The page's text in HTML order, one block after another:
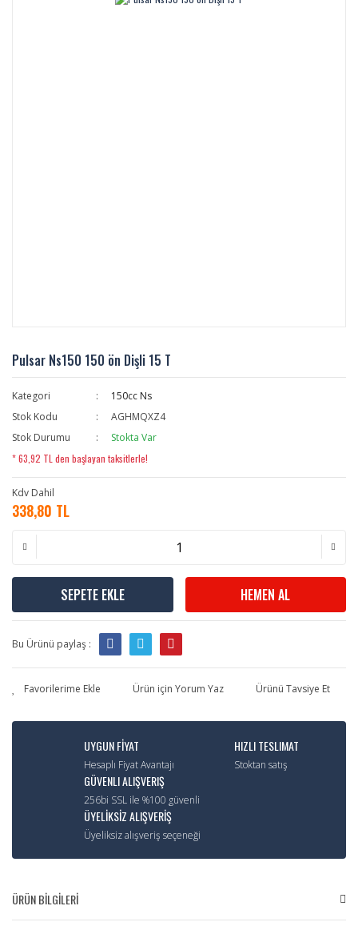
Pulsar Ns150 150 ön Dişli 15 T
Kategori
150cc Ns
Stok Kodu
AGHMQXZ4
Stok Durumu
Stokta Var
* 63,92 TL den başlayan taksitlerle!
Kdv Dahil
338,80 TL
SEPETE EKLE HEMEN AL
Bu Ürünü paylaş :
Ürün için Yorum Yaz Ürünü Tavsiye Et
UYGUN FİYAT
Hesaplı Fiyat Avantajı
HIZLI TESLIMAT
Stoktan satış
GÜVENLI ALIŞVERIŞ
256bi SSL ile %100 güvenli
ÜYELİKSİZ ALIŞVERİŞ
Üyeliksiz alışveriş seçeneği
ÜRÜN BİLGİLERİ